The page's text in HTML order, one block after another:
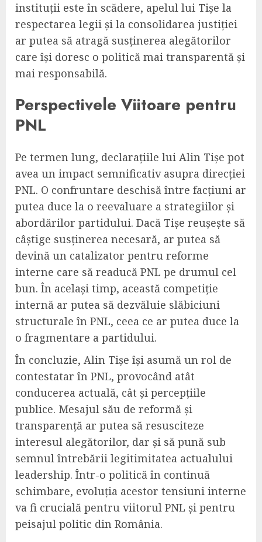
instituții este în scădere, apelul lui Tișe la
respectarea legii și la consolidarea justiției
ar putea să atragă susținerea alegătorilor
care își doresc o politică mai transparentă și
mai responsabilă.
Perspectivele Viitoare pentru
PNL
Pe termen lung, declarațiile lui Alin Tișe pot
avea un impact semnificativ asupra direcției
PNL. O confruntare deschisă între facțiuni ar
putea duce la o reevaluare a strategiilor și
abordărilor partidului. Dacă Tișe reușește să
câștige susținerea necesară, ar putea să
devină un catalizator pentru reforme
interne care să readucă PNL pe drumul cel
bun. În același timp, această competiție
internă ar putea să dezvăluie slăbiciuni
structurale în PNL, ceea ce ar putea duce la
o fragmentare a partidului.
În concluzie, Alin Tișe își asumă un rol de
contestatar în PNL, provocând atât
conducerea actuală, cât și percepțiile
publice. Mesajul său de reformă și
transparență ar putea să resusciteze
interesul alegătorilor, dar și să pună sub
semnul întrebării legitimitatea actualului
leadership. Într-o politică în continuă
schimbare, evoluția acestor tensiuni interne
va fi crucială pentru viitorul PNL și pentru
peisajul politic din România.